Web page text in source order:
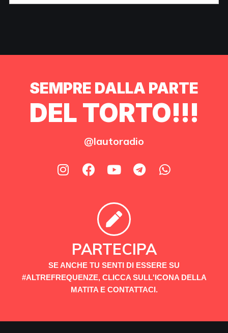
SEMPRE DALLA PARTE
DEL TORTO!!!
@lautoradio
PARTECIPA
SE ANCHE TU SENTI DI ESSERE SU
#ALTREFREQUENZE, CLICCA SULL'ICONA DELLA
MATITA E CONTATTACI.